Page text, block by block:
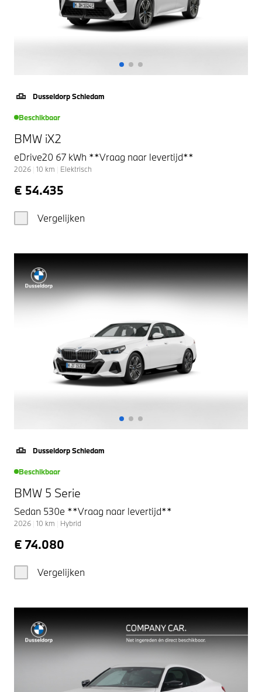
Dusseldorp Schiedam
Beschikbaar
BMW iX2
eDrive20 67 kWh **Vraag naar levertijd**
2026 10 km Elektrisch
€ 54.435
Vergelijken
Dusseldorp Schiedam
Beschikbaar
BMW 5 Serie
Sedan 530e **Vraag naar levertijd**
2026 10 km Hybrid
€ 74.080
Vergelijken